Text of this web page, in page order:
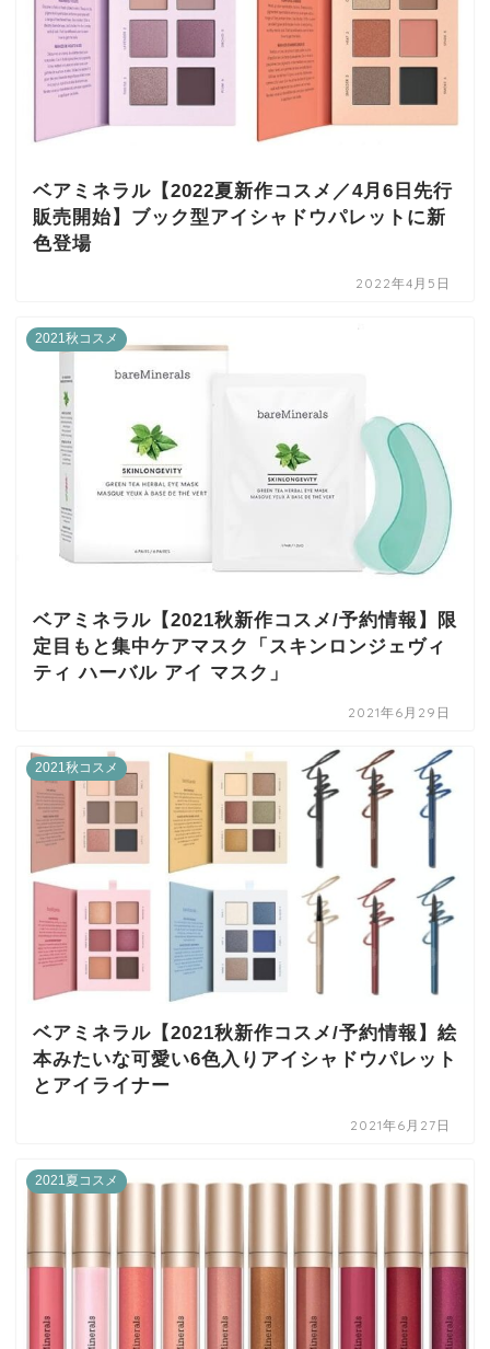
ベアミネラル【2022夏新作コスメ／4月6日先行
販売開始】ブック型アイシャドウパレットに新
色登場
2022年4月5日
2021秋コスメ
ベアミネラル【2021秋新作コスメ/予約情報】限
定目もと集中ケアマスク「スキンロンジェヴィ
ティ ハーバル アイ マスク」
2021年6月29日
2021秋コスメ
ベアミネラル【2021秋新作コスメ/予約情報】絵
本みたいな可愛い6色入りアイシャドウパレット
とアイライナー
2021年6月27日
2021夏コスメ